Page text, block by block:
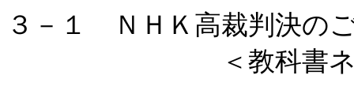
３－１ ＮＨＫ高裁判決の
＜教科書ネッ